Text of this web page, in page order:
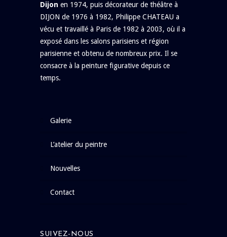
Dijon en 1974, puis décorateur de théâtre à
DIJON de 1976 à 1982, Philippe CHATEAU a
vécu et travaillé à Paris de 1982 à 2003, où il a
exposé dans les salons parisiens et région
parisienne et obtenu de nombreux prix. Il se
consacre à la peinture figurative depuis ce
temps.
galerie
l’atelier du peintre
nouvelles
contact
SUIVEZ-NOUS